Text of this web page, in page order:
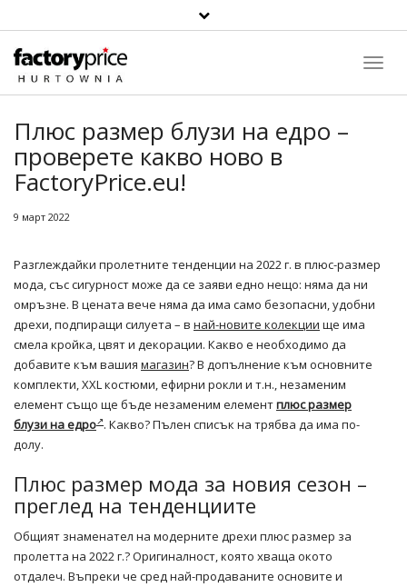
Плюс размер блузи на едро –
проверете какво ново в
FactoryPrice.eu!
9 март 2022
Разглеждайки пролетните тенденции на 2022 г. в плюс-размер
мода, със сигурност може да се заяви едно нещо: няма да ни
омръзне. В цената вече няма да има само безопасни, удобни
дрехи, подпиращи силуета – в най-новите колекции ще има
смела кройка, цвят и декорации. Какво е необходимо да
добавите към вашия магазин? В допълнение към основните
комплекти, XXL костюми, ефирни рокли и т.н., незаменим
елемент също ще бъде незаменим елементплюс размер
блузи на едро . Какво? Пълен списък на трябва да има по-
долу.
Плюс размер мода за новия сезон –
преглед на тенденциите
Общият знаменател на модерните дрехи плюс размер за
пролетта на 2022 г.? Оригиналност, която хваща окото
отдалеч. Въпреки че сред най-продаваните основите и